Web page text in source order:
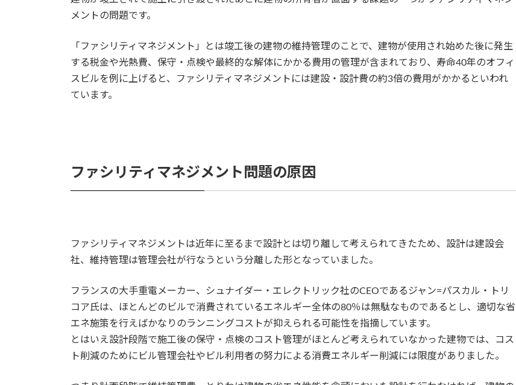
メントの問題です。
「ファシリティマネジメント」とは竣工後の建物の維持管理のことで、建物が使用され始めた後に発生
する税金や光熱費、保守・点検や最終的な解体にかかる費用の管理が含まれており、寿命40年のオフィ
スビルを例に上げると、ファシリティマネジメントには建設・設計費の約3倍の費用がかかるといわれ
ています。
ファシリティマネジメント問題の原因
ファシリティマネジメントは近年に至るまで設計とは切り離して考えられてきたため、設計は建設会
社、維持管理は管理会社が行なうという分離した形となっていました。
フランスの大手重電メーカー、シュナイダー・エレクトリック社のCEOであるジャン=パスカル・トリ
コア氏は、ほとんどのビルで消費されているエネルギー全体の80％は無駄なものであるとし、適切な省
エネ施策を行えばかなりのランニングコストが抑えられる可能性を指摘しています。
とはいえ設計段階で施工後の保守・点検のコスト管理がほとんど考えられていなかった建物では、コス
ト削減のためにビル管理会社やビル利用者の努力による消費エネルギー削減には限度がありました。